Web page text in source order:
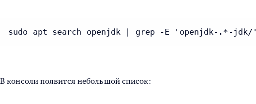
sudo apt search openjdk | grep -E 'openjdk-.*-jdk/'
В консоли появится небольшой список: